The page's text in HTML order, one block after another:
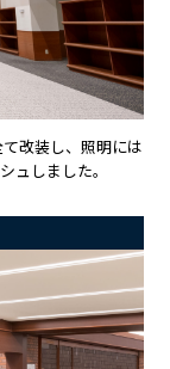
改装し、照明には
ュしました。